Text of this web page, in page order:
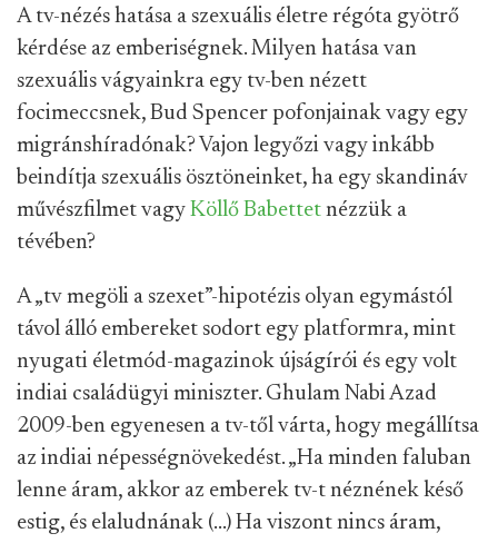
A tv-nézés hatása a szexuális életre régóta gyötrő
kérdése az emberiségnek. Milyen hatása van
szexuális vágyainkra egy tv-ben nézett
focimeccsnek, Bud Spencer pofonjainak vagy egy
migránshíradónak? Vajon legyőzi vagy inkább
beindítja szexuális ösztöneinket, ha egy skandináv
művészfilmet vagy Köllő Babettet nézzük a
tévében?
A „tv megöli a szexet”-hipotézis olyan egymástól
távol álló embereket sodort egy platformra, mint
nyugati életmód-magazinok újságírói és egy volt
indiai családügyi miniszter. Ghulam Nabi Azad
2009-ben egyenesen a tv-től várta, hogy megállítsa
az indiai népességnövekedést. „Ha minden faluban
lenne áram, akkor az emberek tv-t néznének késő
estig, és elaludnának (...) Ha viszont nincs áram,